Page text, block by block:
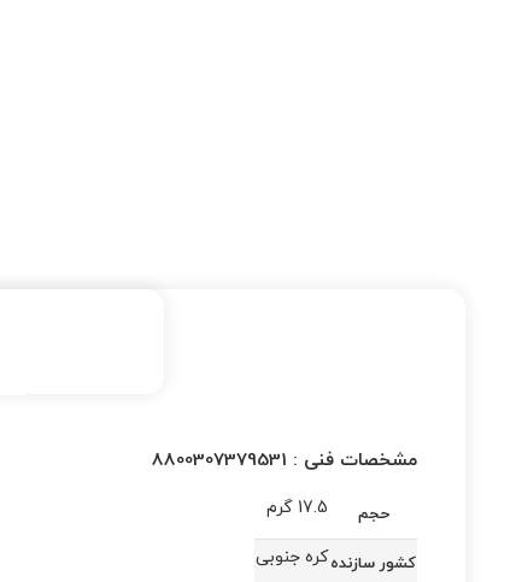
مشخصات فنی : 8800307379531
حجم 17.5 گرم
کشور سازندهکره جنوبی